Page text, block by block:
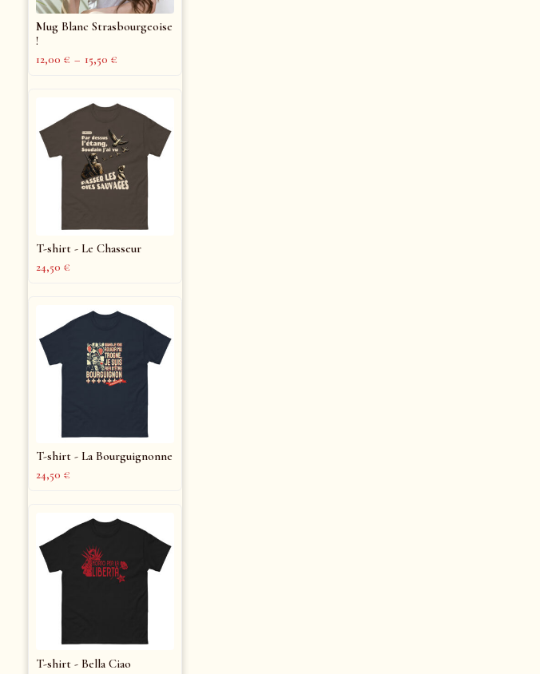
Mug Blanc Strasbourgeoise
!
12,00 € – 15,50 €
T-shirt - Le Chasseur
24,50 €
T-shirt - La Bourguignonne
24,50 €
T-shirt - Bella Ciao